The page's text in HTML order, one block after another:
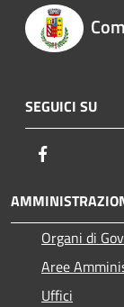
SEGUICI SU
Organi di
Aree
Uffici